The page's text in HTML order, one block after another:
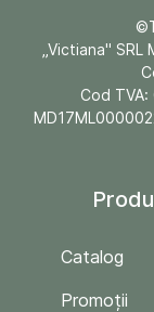
„Victiana"
Cod TVA:
Catalog
Promoții